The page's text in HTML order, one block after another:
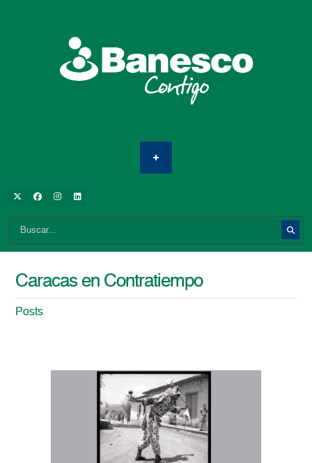
Caracas en Contratiempo
Posts